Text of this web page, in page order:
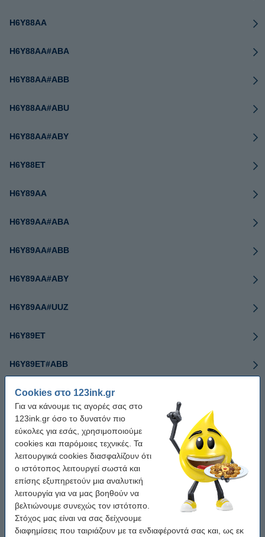
Cookies στο 123ink.gr
Για να κάνουμε τις αγορές σας στο
123ink.gr όσο το δυνατόν πιο
εύκολες για εσάς, χρησιμοποιούμε
cookies και παρόμοιες τεχνικές. Τα
λειτουργικά cookies διασφαλίζουν ότι
ο ιστότοπος λειτουργεί σωστά και
επίσης εξυπηρετούν μια αναλυτική
λειτουργία για να μας βοηθούν να
βελτιώνουμε συνεχώς τον ιστότοπο.
Στόχος μας είναι να σας δείχνουμε
διαφημίσεις που ταιριάζουν με τα ενδιαφέροντά σας και, ως εκ
H6Y88AA
H6Y88AA#ABA
H6Y88AA#ABB
H6Y88AA#ABU
H6Y88AA#ABY
H6Y88ET
H6Y89AA
H6Y89AA#ABA
H6Y89AA#ABB
H6Y89AA#ABY
H6Y89AA#UUZ
H6Y89ET
H6Y89ET#ABB
H6Y90AA
H6Y90AA-ABB
H6Y90AA#ABB
H6Y90AA#ABY
H6Y90ET
H6Y90ET#ABB